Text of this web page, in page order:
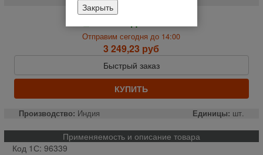
Отправим сегодня до 14:00
3 249,23 руб
Быстрый заказ
КУПИТЬ
Производство: Индия Единицы: шт.
Применяемость и описание товара
Код 1С: 96339
Закрыть